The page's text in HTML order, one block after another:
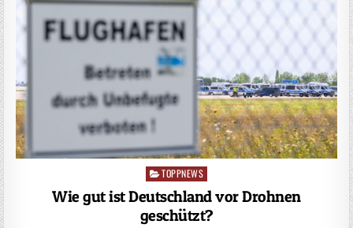
Posted
TOPPNEWS
Wie gut ist Deutschland vor Drohnen
geschützt?